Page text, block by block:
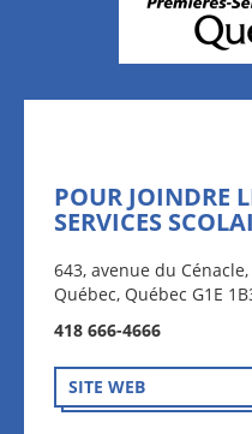
POUR JOINDRE
SERVICES
643, avenue du Cénacle,
Québec, Québec G1E
418 666-4666
SITE WEB